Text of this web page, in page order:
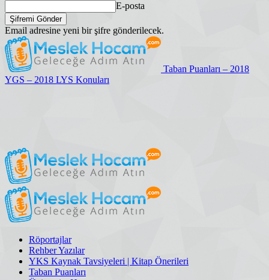
E-posta
Email adresine yeni bir şifre gönderilecek.
Taban Puanları – 2018
YGS – 2018 LYS Konuları
Röportajlar
Rehber Yazılar
YKS Kaynak Tavsiyeleri | Kitap Önerileri
Taban Puanları